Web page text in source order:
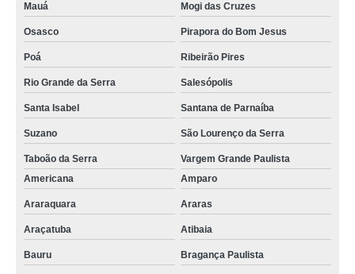
Mauá Mogi das Cruzes
Osasco Pirapora do Bom Jesus
Poá Ribeirão Pires
Rio Grande da Serra Salesópolis
Santa Isabel Santana de Parnaíba
Suzano São Lourenço da Serra
Taboão da Serra
Vargem Grande Paulista
Americana
Amparo
Araraquara Araras
Araçatuba Atibaia
Bauru Bragança Paulista